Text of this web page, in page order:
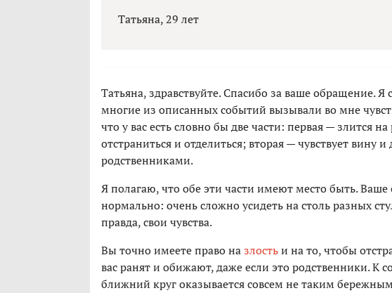
Татьяна, 29 лет
Татьяна, здравствуйте. Спасибо за ваше обращение.
многие из описанных событий вызывали во мне
что у вас есть словно бы две части: первая — злится
отстраниться и отделиться; вторая — чувствует вину
родственниками.
Я полагаю, что обе эти части имеют место быть. Ваше
нормально: очень сложно усидеть на столь разных
правда, свои чувства.
Вы точно имеете право назлостьи на то, чтобы
вас ранят и обижают, даже если это родственники. К
ближний круг оказывается совсем не таким